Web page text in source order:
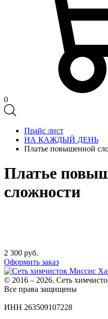
0
Прайс лист
НА КАЖДЫЙ ДЕНЬ
Платье повышенной
Платье
сложности
2 300 руб.
Оформить заказ
© 2016 – 2026. Сеть
Все права защищены
ИНН 263509107228